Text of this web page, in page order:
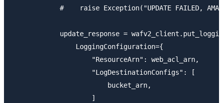
#    raise Exception("UPDATE FAILED,
update_response =
                LoggingConfiguration={
                    "ResourceArn": web_acl_arn,
                    "LogDestinationConfigs": [
                        bucket_arn,
                    ]